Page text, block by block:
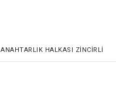
ANAHTARLIK HALKASI ZINCIRLI